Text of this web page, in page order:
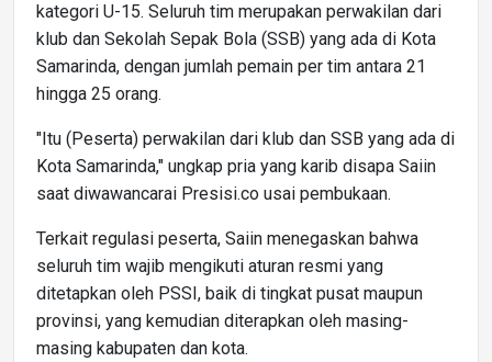
kategori U-15. Seluruh tim merupakan perwakilan dari
klub dan Sekolah Sepak Bola (SSB) yang ada di Kota
Samarinda, dengan jumlah pemain per tim antara 21
hingga 25 orang.
"Itu (Peserta) perwakilan dari klub dan SSB yang ada di
Kota Samarinda," ungkap pria yang karib disapa Saiin
saat diwawancarai Presisi.co usai pembukaan.
Terkait regulasi peserta, Saiin menegaskan bahwa
seluruh tim wajib mengikuti aturan resmi yang
ditetapkan oleh PSSI, baik di tingkat pusat maupun
provinsi, yang kemudian diterapkan oleh masing-
masing kabupaten dan kota.